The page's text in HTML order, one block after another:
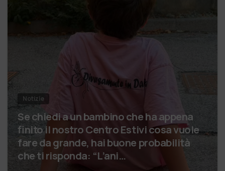
Notizie
Se chiedi a un bambino che ha appena
finito il nostro Centro Estivi cosa vuole
fare da grande, hai buone probabilità
che ti risponda: “L’ani…